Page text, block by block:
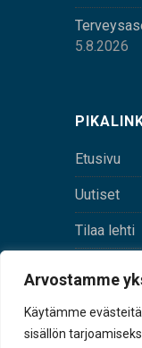
Arvostamme
Käytämme
sisällön
5.8.2026
Etusivu
Uutiset
Tilaa lehti